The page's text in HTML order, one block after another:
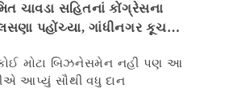
ચાવડા સહિતનાં કોંગ્રેસના
પહોંચ્યા, ગાંધીનગર કૂચ